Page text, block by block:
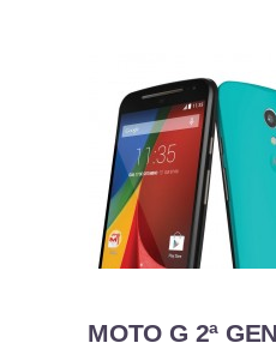
MOTO G 2ª